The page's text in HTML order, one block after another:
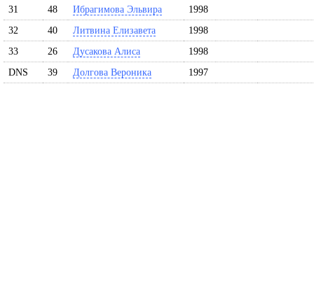
31
48 Ибрагимова Эльвира
1998
32
40 Литвина Елизавета
1998
33
26 Дусакова Алиса
1998
DNS
39 Долгова Вероника 1997